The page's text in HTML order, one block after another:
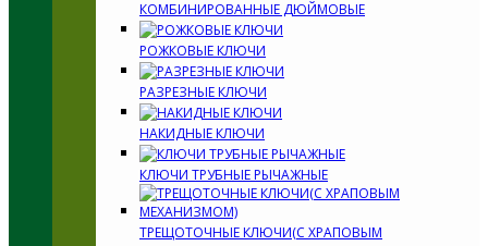
КОМБИНИРОВАННЫЕ ДЮЙМОВЫЕ
РОЖКОВЫЕ КЛЮЧИ
РАЗРЕЗНЫЕ КЛЮЧИ
НАКИДНЫЕ КЛЮЧИ
КЛЮЧИ ТРУБНЫЕ РЫЧАЖНЫЕ
ТРЕЩОТОЧНЫЕ КЛЮЧИ(С ХРАПОВЫМ